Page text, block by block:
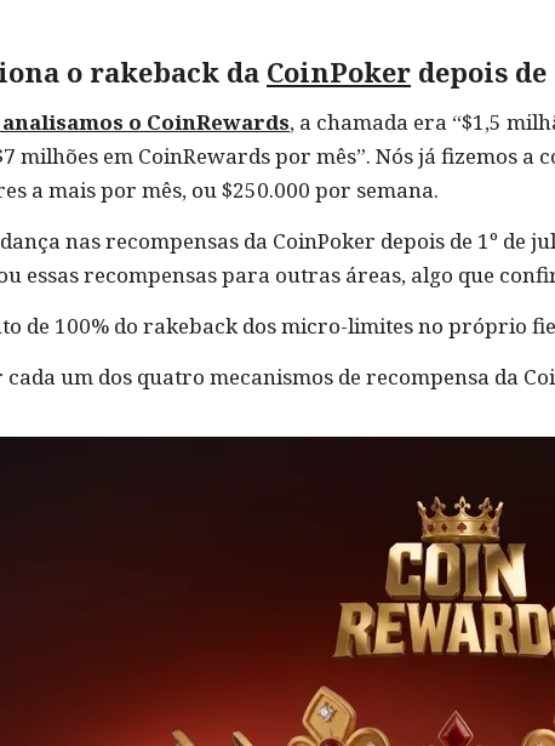
o rakeback da CoinPoker depois
o CoinRewards, a chamada era “$1,5
milhões em CoinRewards por mês”. Nós já fizemos
a mais por mês, ou $250.000 por semana.
nas recompensas da CoinPoker depois de 1º de
essas recompensas para outras áreas, algo que
de 100% do rakeback dos micro-limites no próprio
um dos quatro mecanismos de recompensa da